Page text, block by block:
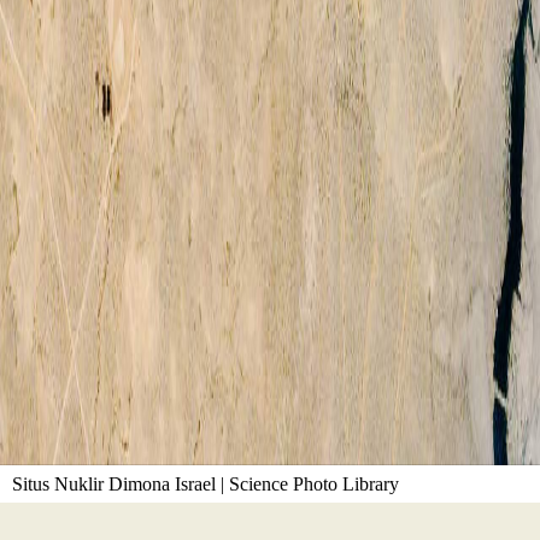
Situs Nuklir Dimona Israel | Science Photo Library